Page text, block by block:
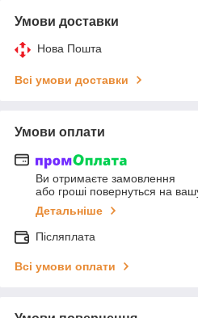
Умови доставки
Нова Пошта
Всі умови доставки
Умови оплати
Ви отримаєте замовлення
або гроші повернуться на
Детальніше
Післяплата
Всі умови оплати